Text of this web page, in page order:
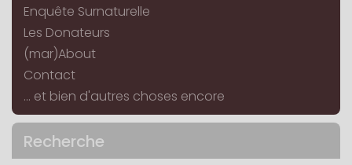
Enquête Surnaturelle
Les Donateurs
(mar)About
Contact
... et bien d'autres choses encore
Recherche